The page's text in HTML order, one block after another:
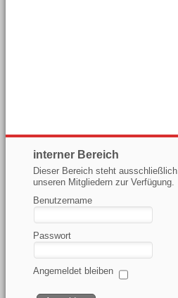
interner Bereich
Dieser Bereich steht ausschließlich
unseren Mitgliedern zur Verfügung.
Benutzername
Passwort
Angemeldet bleiben